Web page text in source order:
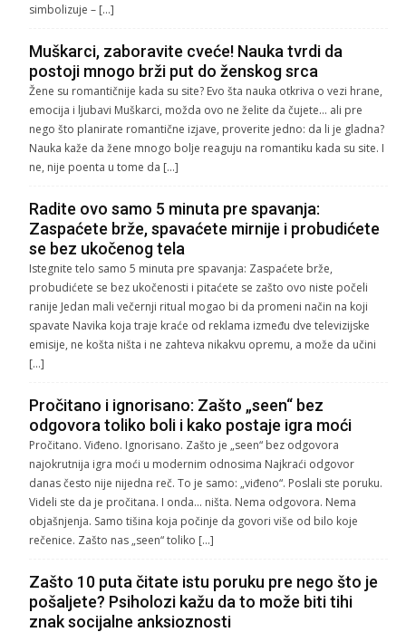
simbolizuje – […]
Muškarci, zaboravite cveće! Nauka tvrdi da
postoji mnogo brži put do ženskog srca
Žene su romantičnije kada su site? Evo šta nauka otkriva o vezi hrane,
emocija i ljubavi Muškarci, možda ovo ne želite da čujete… ali pre
nego što planirate romantične izjave, proverite jedno: da li je gladna?
Nauka kaže da žene mnogo bolje reaguju na romantiku kada su site. I
ne, nije poenta u tome da […]
Radite ovo samo 5 minuta pre spavanja:
Zaspaćete brže, spavaćete mirnije i probudićete
se bez ukočenog tela
Istegnite telo samo 5 minuta pre spavanja: Zaspaćete brže,
probudićete se bez ukočenosti i pitaćete se zašto ovo niste počeli
ranije Jedan mali večernji ritual mogao bi da promeni način na koji
spavate Navika koja traje kraće od reklama između dve televizijske
emisije, ne košta ništa i ne zahteva nikakvu opremu, a može da učini
[…]
Pročitano i ignorisano: Zašto „seen“ bez
odgovora toliko boli i kako postaje igra moći
Pročitano. Viđeno. Ignorisano. Zašto je „seen“ bez odgovora
najokrutnija igra moći u modernim odnosima Najkraći odgovor
danas često nije nijedna reč. To je samo: „viđeno“. Poslali ste poruku.
Videli ste da je pročitana. I onda… ništa. Nema odgovora. Nema
objašnjenja. Samo tišina koja počinje da govori više od bilo koje
rečenice. Zašto nas „seen“ toliko […]
Zašto 10 puta čitate istu poruku pre nego što je
pošaljete? Psiholozi kažu da to može biti tihi
znak socijalne anksioznosti